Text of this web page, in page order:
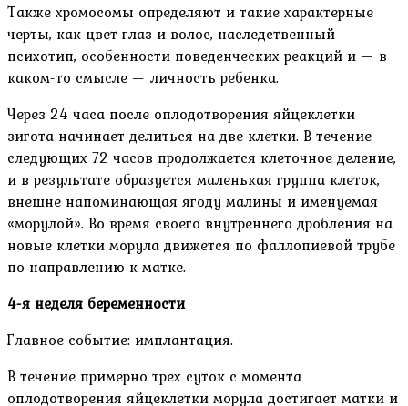
Также хромосомы определяют и такие характерные
черты, как цвет глаз и волос, наследственный
психотип, особенности поведенческих реакций и — в
каком-то смысле — личность ребенка.
Через 24 часа после оплодотворения яйцеклетки
зигота начинает делиться на две клетки. В течение
следующих 72 часов продолжается клеточное деление,
и в результате образуется маленькая группа клеток,
внешне напоминающая ягоду малины и именуемая
«морулой». Во время своего внутреннего дробления на
новые клетки морула движется по фаллопиевой трубе
по направлению к матке.
4-я неделя беременности
Главное событие: имплантация.
В течение примерно трех суток с момента
оплодотворения яйцеклетки морула достигает матки и